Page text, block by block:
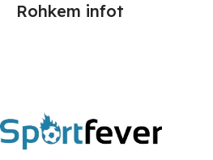
Rohkem infot